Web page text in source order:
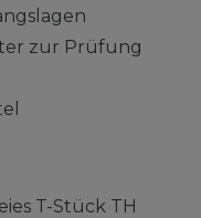
zur Prüfung
T-Stück TH